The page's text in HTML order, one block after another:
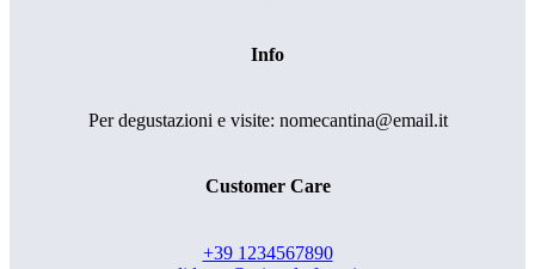
Info
Per degustazioni e visite: nomecantina@email.it
Customer Care
+39 1234567890